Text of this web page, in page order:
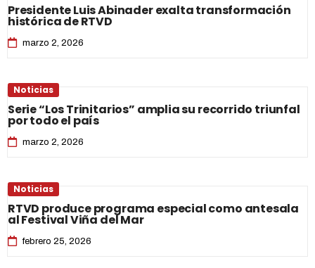
Presidente Luis Abinader exalta transformación
histórica de RTVD
marzo 2, 2026
Noticias
Serie “Los Trinitarios” amplia su recorrido triunfal
por todo el país
marzo 2, 2026
Noticias
RTVD produce programa especial como antesala
al Festival Viña del Mar
febrero 25, 2026